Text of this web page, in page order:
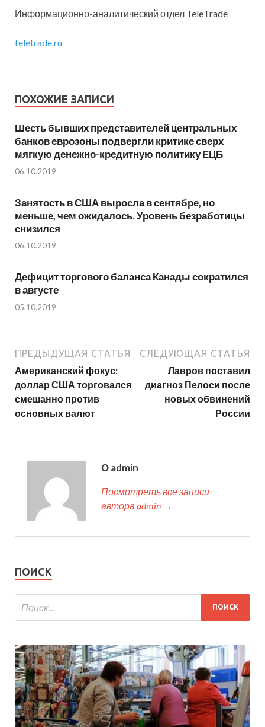
Информационно-аналитический отдел TeleTrade
teletrade.ru
ПОХОЖИЕ ЗАПИСИ
Шесть бывших представителей центральных
банков еврозоны подвергли критике сверх
мягкую денежно-кредитную политику ЕЦБ
06.10.2019
Занятость в США выросла в сентябре, но
меньше, чем ожидалось. Уровень безработицы
снизился
06.10.2019
Дефицит торгового баланса Канады сократился
в августе
05.10.2019
ПРЕДЫДУЩАЯ СТАТЬЯ
Американский фокус:
доллар США торговался
смешанно против
основных валют
СЛЕДУЮЩАЯ СТАТЬЯ
Лавров поставил
диагноз Пелоси после
новых обвинений
России
О admin
Посмотреть все записи
автора admin →
ПОИСК